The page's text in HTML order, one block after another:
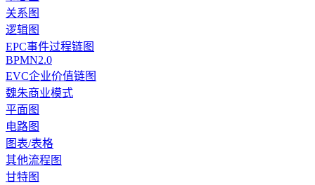
关系图
逻辑图
EPC事件过程链图
BPMN2.0
EVC企业价值链图
魏朱商业模式
平面图
电路图
图表/表格
其他流程图
甘特图